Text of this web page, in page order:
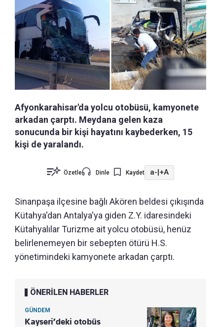
Afyonkarahisar'da yolcu otobüsü, kamyonete
arkadan çarptı. Meydana gelen kaza
sonucunda bir kişi hayatını kaybederken, 15
kişi de yaralandı.
Özetle Dinle Kaydet a-|+A
Sinanpaşa ilçesine bağlı Akören beldesi çıkışında
Kütahya'dan Antalya'ya giden Z.Y. idaresindeki
Kütahyalılar Turizme ait yolcu otobüsü, henüz
belirlenemeyen bir sebepten ötürü H.S.
yönetimindeki kamyonete arkadan çarptı.
ÖNERİLEN HABERLER
GÜNDEM
Kayseri’deki otobüs